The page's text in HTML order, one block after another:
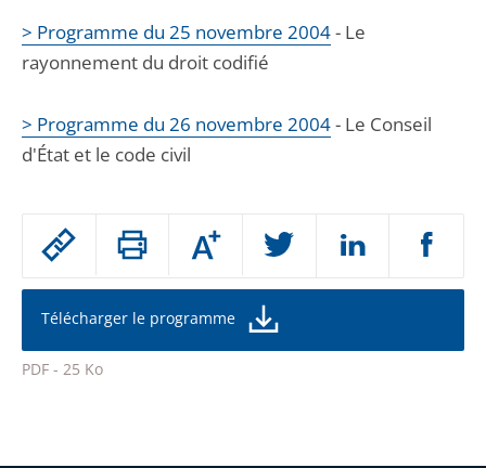
Passer
partage
de
l'article
pour
Augmenter
ou
la
de
police
Télécharger le programme
PDF - 25 Ko
> Programme du 25 novembre 2004- Le
rayonnement du droit codifié
> Programme du 26 novembre 2004- Le Conseil
d'État et le code civil